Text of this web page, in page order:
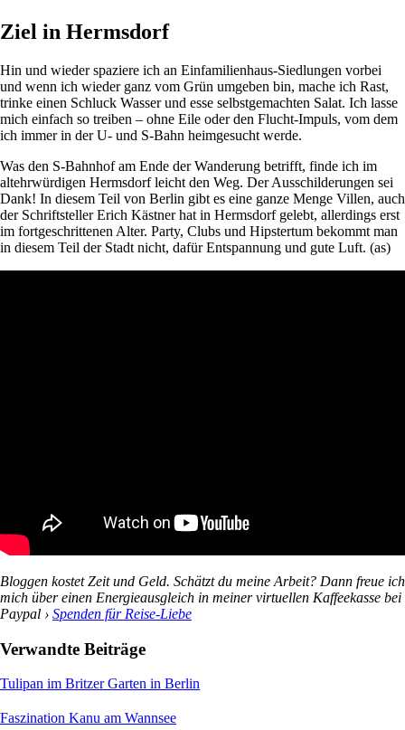
Ziel in Hermsdorf
Hin und wieder spaziere ich an Einfamilienhaus-Siedlungen vorbei
und wenn ich wieder ganz vom Grün umgeben bin, mache ich Rast,
trinke einen Schluck Wasser und esse selbstgemachten Salat. Ich lasse
mich einfach so treiben – ohne Eile oder den Flucht-Impuls, vom dem
ich immer in der U- und S-Bahn heimgesucht werde.
Was den S-Bahnhof am Ende der Wanderung betrifft, finde ich im
altehrwürdigen Hermsdorf leicht den Weg. Der Ausschilderungen sei
Dank! In diesem Teil von Berlin gibt es eine ganze Menge Villen, auch
der Schriftsteller Erich Kästner hat in Hermsdorf gelebt, allerdings erst
im fortgeschrittenen Alter. Party, Clubs und Hipstertum bekommt man
in diesem Teil der Stadt nicht, dafür Entspannung und gute Luft. (as)
Bloggen kostet Zeit und Geld. Schätzt du meine Arbeit? Dann freue ich
mich über einen Energieausgleich in meiner virtuellen Kaffeekasse bei
Paypal › Spenden für Reise-Liebe
Verwandte Beiträge
Tulipan im Britzer Garten in Berlin
Faszination Kanu am Wannsee